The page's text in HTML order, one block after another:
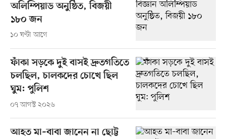
অলিম্পিয়াড অনুষ্ঠিত, বিজয়ী
১৮০ জন
১০ ঘণ্টা আগে
ফাঁকা সড়কে দুই বাসই দ্রুতগতিতে
চলছিল, চালকদের চোখে ছিল
ঘুম: পুলিশ
০৭ আগস্ট ২০২৬
আহত মা–বাবা জানেন না ছোট্ট